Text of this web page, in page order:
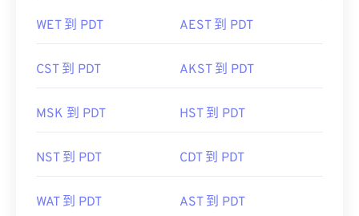
WET 到 PDT AEST 到 PDT
CST 到 PDT AKST 到 PDT
MSK 到 PDT HST 到 PDT
NST 到 PDT CDT 到 PDT
WAT 到 PDT AST 到 PDT